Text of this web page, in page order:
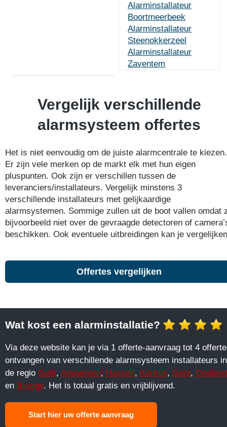
Alarminstallateur
Boortmeerbeek
Alarminstallateur
Steenokkerzeel
Alarminstallateur
Zaventem
Vergelijk verschillende
alarmsysteem offertes
Het is niet eenvoudig om de juiste alarmcentrale te kiezen.
Er zijn vele merken op de markt elk met hun eigen
pluspunten. Ook zijn er verschillen tussen de
leveranciers/installateurs. Vergelijk minstens 3
verschillende installateurs met gelijkaardige
alarmsystemen. Sommige zullen uit de boot vallen omdat
bijvoorbeeld niet over de gevraagde detectoren of
beschikken. Ook eventuele uitbreidingen kan je
Offertes vergelijken
Wat kost een alarminstallatie?
Via deze website kan je via 1 offerte-aanvraag tot 4
ontvangen van verschillende alarmsysteem installateurs in
de regio Gent, Antwerpen, Hasselt, Kortrijk, Gent,
en Brugge. Het is totaal gratis en vrijblijvend.
Start hier uw offerte aanvraag